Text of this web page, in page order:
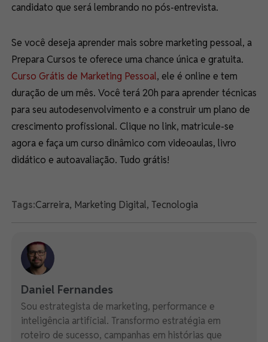
candidato que será lembrando no pós-entrevista.
Se você deseja aprender mais sobre marketing pessoal, a
Prepara Cursos te oferece uma chance única e gratuita.
Curso Grátis de Marketing Pessoal, ele é online e tem
duração de um mês. Você terá 20h para aprender técnicas
para seu autodesenvolvimento e a construir um plano de
crescimento profissional. Clique no link, matricule-se
agora e faça um curso dinâmico com videoaulas, livro
didático e autoavaliação. Tudo grátis!
Tags:Carreira, Marketing Digital, Tecnologia
Daniel Fernandes
Sou estrategista de marketing, performance e
inteligência artificial. Transformo estratégia em
roteiro de sucesso, campanhas em histórias que